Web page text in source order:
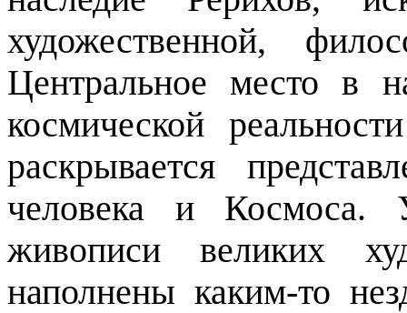
художественной,
Центральное место в
космической
раскрывается
человека и Космоса.
живописи великих
наполнены каким-то